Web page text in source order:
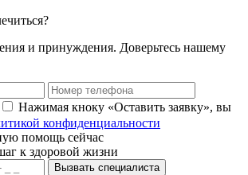
и принуждения. Доверьтесь нашему
Нажимая кноку «Оставить заявку», вы
конфиденциальности
помощь сейчас
к здоровой жизни
Вызвать специалиста